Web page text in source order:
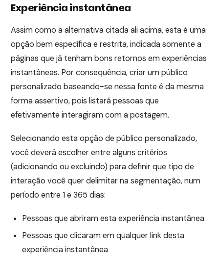
Experiência instantânea
Assim como a alternativa citada ali acima, esta é uma
opção bem específica e restrita, indicada somente a
páginas que já tenham bons retornos em experiências
instantâneas. Por consequência, criar um público
personalizado baseando-se nessa fonte é da mesma
forma assertivo, pois listará pessoas que
efetivamente interagiram com a postagem.
Selecionando esta opção de público personalizado,
você deverá escolher entre alguns critérios
(adicionando ou excluindo) para definir que tipo de
interação você quer delimitar na segmentação, num
período entre 1 e 365 dias:
Pessoas que abriram esta experiência instantânea
Pessoas que clicaram em qualquer link desta
experiência instantânea